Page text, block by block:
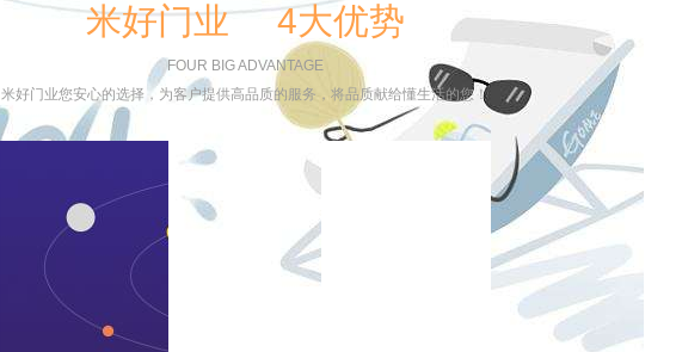
米好门业 4大优势
FOUR BIG ADVANTAGE
米好门业您安心的选择，为客户提供高品质的服务，将品质献给懂生活的您！